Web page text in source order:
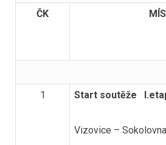
ČK
1 Start soutěže
Vizovice – Sokolovna